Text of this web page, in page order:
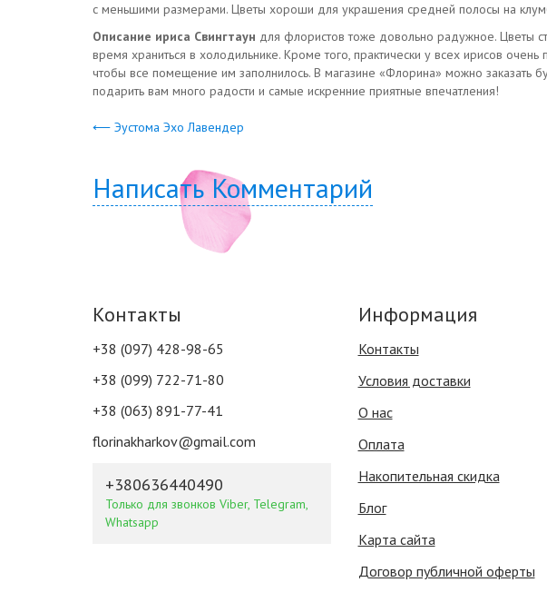
с меньшими размерами. Цветы хороши для украшения средней полосы на
Описание ириса Свингтаун для флористов тоже довольно радужное. Цветы
время храниться в холодильнике. Кроме того, практически у всех ирисов
чтобы все помещение им заполнилось. В магазине «Флорина» можно заказать
подарить вам много радости и самые искренние приятные впечатления!
⟵ Эустома Эхо Лавендер
Написать Комментарий
Контакты
+38 (097) 428-98-65
+38 (099) 722-71-80
+38 (063) 891-77-41
florinakharkov@gmail.com
+380636440490
Только для звонков Viber, Telegram,
Whatsapp
Информация
Контакты
Условия доставки
О нас
Оплата
Накопительная скидка
Блог
Карта сайта
Договор публичной оферты